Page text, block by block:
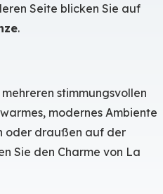
Seite blicken Sie auf
.
stimmungsvollen
modernes Ambiente
oder draußen auf der
Sie den Charme von La